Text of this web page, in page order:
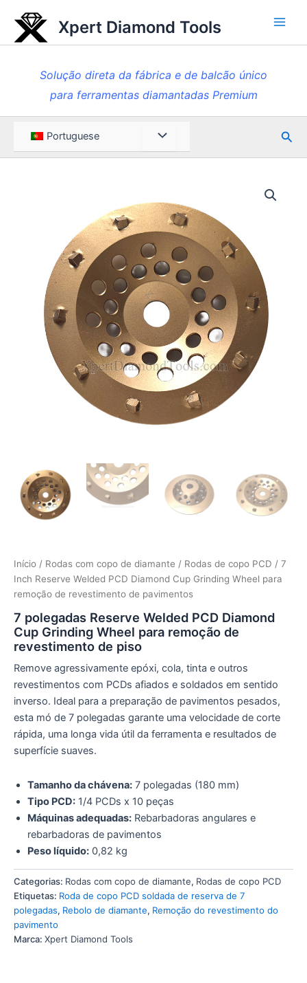
para
Xpert Diamond Tools
Solução direta da fábrica e de balcão único
para ferramentas diamantadas Premium
Portuguese Alternar
Início / Rodas com copo de diamante / Rodas de copo PCD / 7
Inch Reserve Welded PCD Diamond Cup Grinding Wheel para
remoção de revestimento de pavimentos
7 polegadas Reserve Welded PCD Diamond
Cup Grinding Wheel para remoção de
revestimento de piso
Remove agressivamente epóxi, cola, tinta e outros
revestimentos com PCDs afiados e soldados em sentido
inverso. Ideal para a preparação de pavimentos pesados,
esta mó de 7 polegadas garante uma velocidade de corte
rápida, uma longa vida útil da ferramenta e resultados de
superfície suaves.
Tamanho da chávena: 7 polegadas (180 mm)
Tipo PCD: 1/4 PCDs x 10 peças
Máquinas adequadas: Rebarbadoras angulares e
rebarbadoras de pavimentos
Peso líquido: 0,82 kg
Categorias: Rodas com copo de diamante, Rodas de copo PCD
Etiquetas: Roda de copo PCD soldada de reserva de 7
polegadas, Rebolo de diamante, Remoção do revestimento do
pavimento
Marca: Xpert Diamond Tools